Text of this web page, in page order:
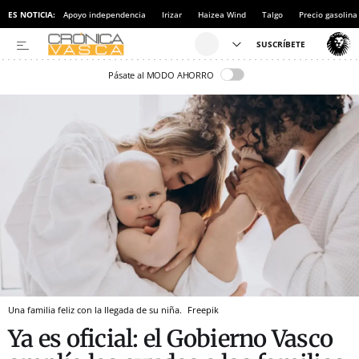
ES NOTICIA: Apoyo independencia Irizar Haizea Wind Talgo Precio gasolina
Pásate al MODO AHORRO
Una familia feliz con la llegada de su niña. Freepik
Ya es oficial: el Gobierno Vasco